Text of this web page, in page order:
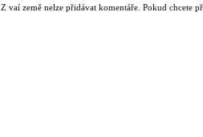
Z vaí země nelze přidávat komentáře. Pokud chcete